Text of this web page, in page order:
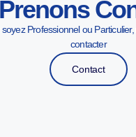
Prenons
Professionnel ou Particulier,
contacter
Contact